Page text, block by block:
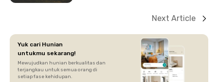
Next Article
Yuk cari Hunian
untukmu sekarang!
Mewujudkan hunian berkualitas dan
terjangkau untuk semua orang di
setiap fase kehidupan.